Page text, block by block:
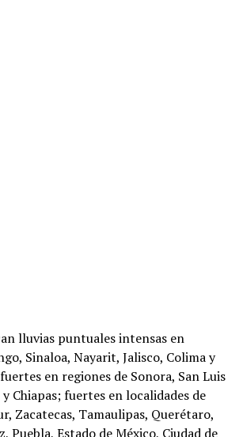
lluvias puntuales intensas en
Sinaloa, Nayarit, Jalisco, Colima y
en regiones de Sonora, San Luis
Chiapas; fuertes en localidades de
Zacatecas, Tamaulipas, Querétaro,
Puebla, Estado de México, Ciudad de